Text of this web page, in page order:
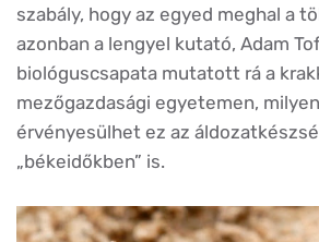
szabály, hogy az egyed meghal a
azonban a lengyel kutató, Adam
biológuscsapata mutatott rá a
mezőgazdasági egyetemen,
érvényesülhet ez az
„békeidőkben” is.